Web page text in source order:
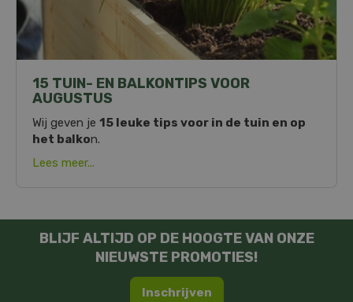
15 TUIN- EN BALKONTIPS VOOR
AUGUSTUS
Wij geven je 15 leuke tips voor in de tuin en op
het balkon.
Lees meer...
BLIJF ALTIJD OP DE HOOGTE VAN ONZE
NIEUWSTE PROMOTIES!
Inschrijven